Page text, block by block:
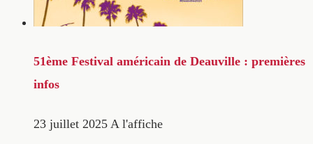
51ème Festival américain de Deauville : premières
infos
23 juillet 2025 A l'affiche